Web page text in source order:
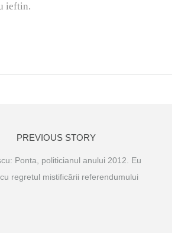
ieftin.
PREVIOUS STORY
Ponta, politicianul anului 2012. Eu
regretul mistificării referendumului